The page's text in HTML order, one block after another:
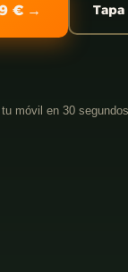
€ → Tapa
móvil en 30 segundos